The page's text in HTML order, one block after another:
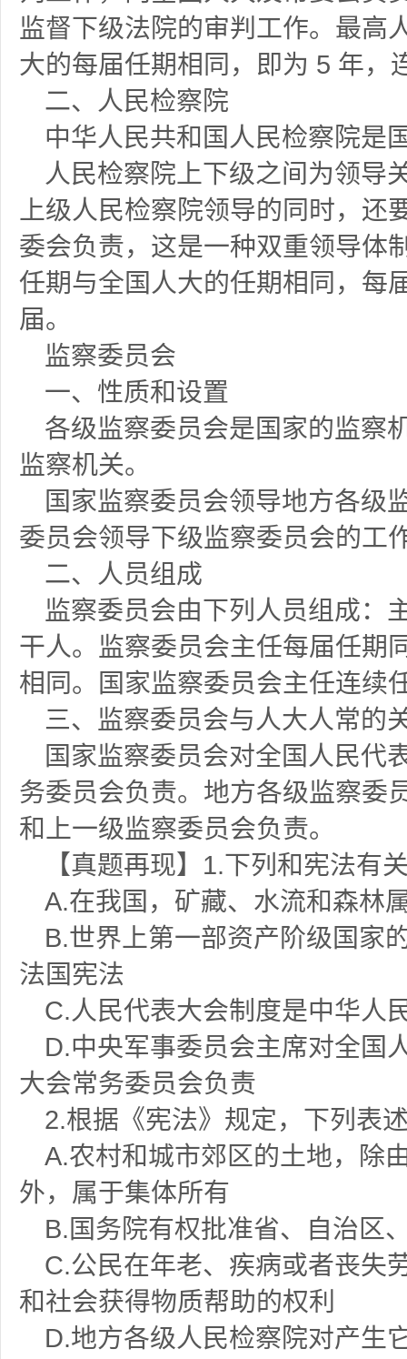
监督下级法院的审判工作。最高
大的每届任期相同，即为 5 年，
二、人民检察院
中华人民共和国人民检察院是
人民检察院上下级之间为领导
上级人民检察院领导的同时，还
委会负责，这是一种双重领导体
任期与全国人大的任期相同，每
届。
监察委员会
一、性质和设置
各级监察委员会是国家的监察
监察机关。
国家监察委员会领导地方各级
委员会领导下级监察委员会的工
二、人员组成
监察委员会由下列人员组成：
干人。监察委员会主任每届任期
相同。国家监察委员会主任连续
三、监察委员会与人大人常的
国家监察委员会对全国人民代
务委员会负责。地方各级监察委
和上一级监察委员会负责。
【真题再现】 1.下列和宪法有
A.在我国，矿藏、水流和森林
B.世界上第一部资产阶级国家
法国宪法
C.人民代表大会制度是中华人
D.中央军事委员会主席对全国
大会常务委员会负责
2.根据《宪法》规定，下列表
A.农村和城市郊区的土地，除
外，属于集体所有
B.国务院有权批准省、自治区
C.公民在年老、疾病或者丧失
和社会获得物质帮助的权利
D.地方各级人民检察院对产生